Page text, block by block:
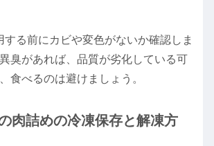
する前にカビや変色がないか確認しま
臭があれば、品質が劣化している可
食べるのは避けましょう。
肉詰めの冷凍保存と解凍方